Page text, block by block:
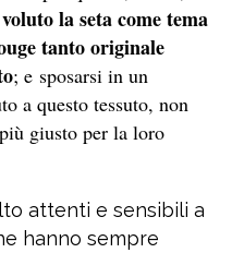
la seta come tema
tanto originale
; e sposarsi in un
a questo tessuto, non
giusto per la loro
attenti e sensibili a
hanno sempre